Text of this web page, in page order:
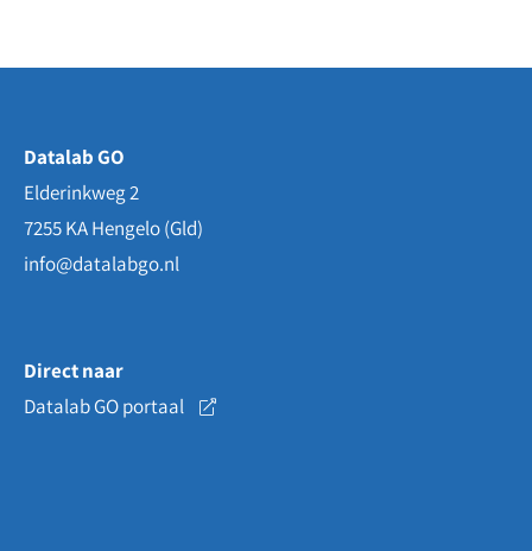
Datalab GO
Elderinkweg 2
7255 KAHengelo (Gld)
info@datalabgo.nl
Direct naar
Datalab GO portaal